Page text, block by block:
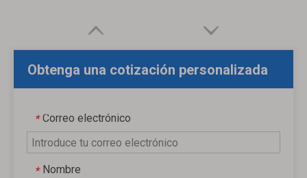
Obtenga una cotización personalizada
gratuita
* Correo electrónico
* Nombre